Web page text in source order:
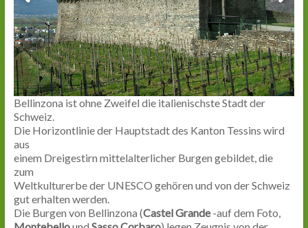
Bellinzona ist ohne Zweifel die italienischste Stadt der
Schweiz.
Die Horizontlinie der Hauptstadt des Kanton Tessins wird
aus
einem Dreigestirn mittelalterlicher Burgen gebildet, die
zum
Weltkulturerbe der UNESCO gehören und von der Schweiz
gut erhalten werden.
Die Burgen von Bellinzona (Castel Grande-auf dem Foto,